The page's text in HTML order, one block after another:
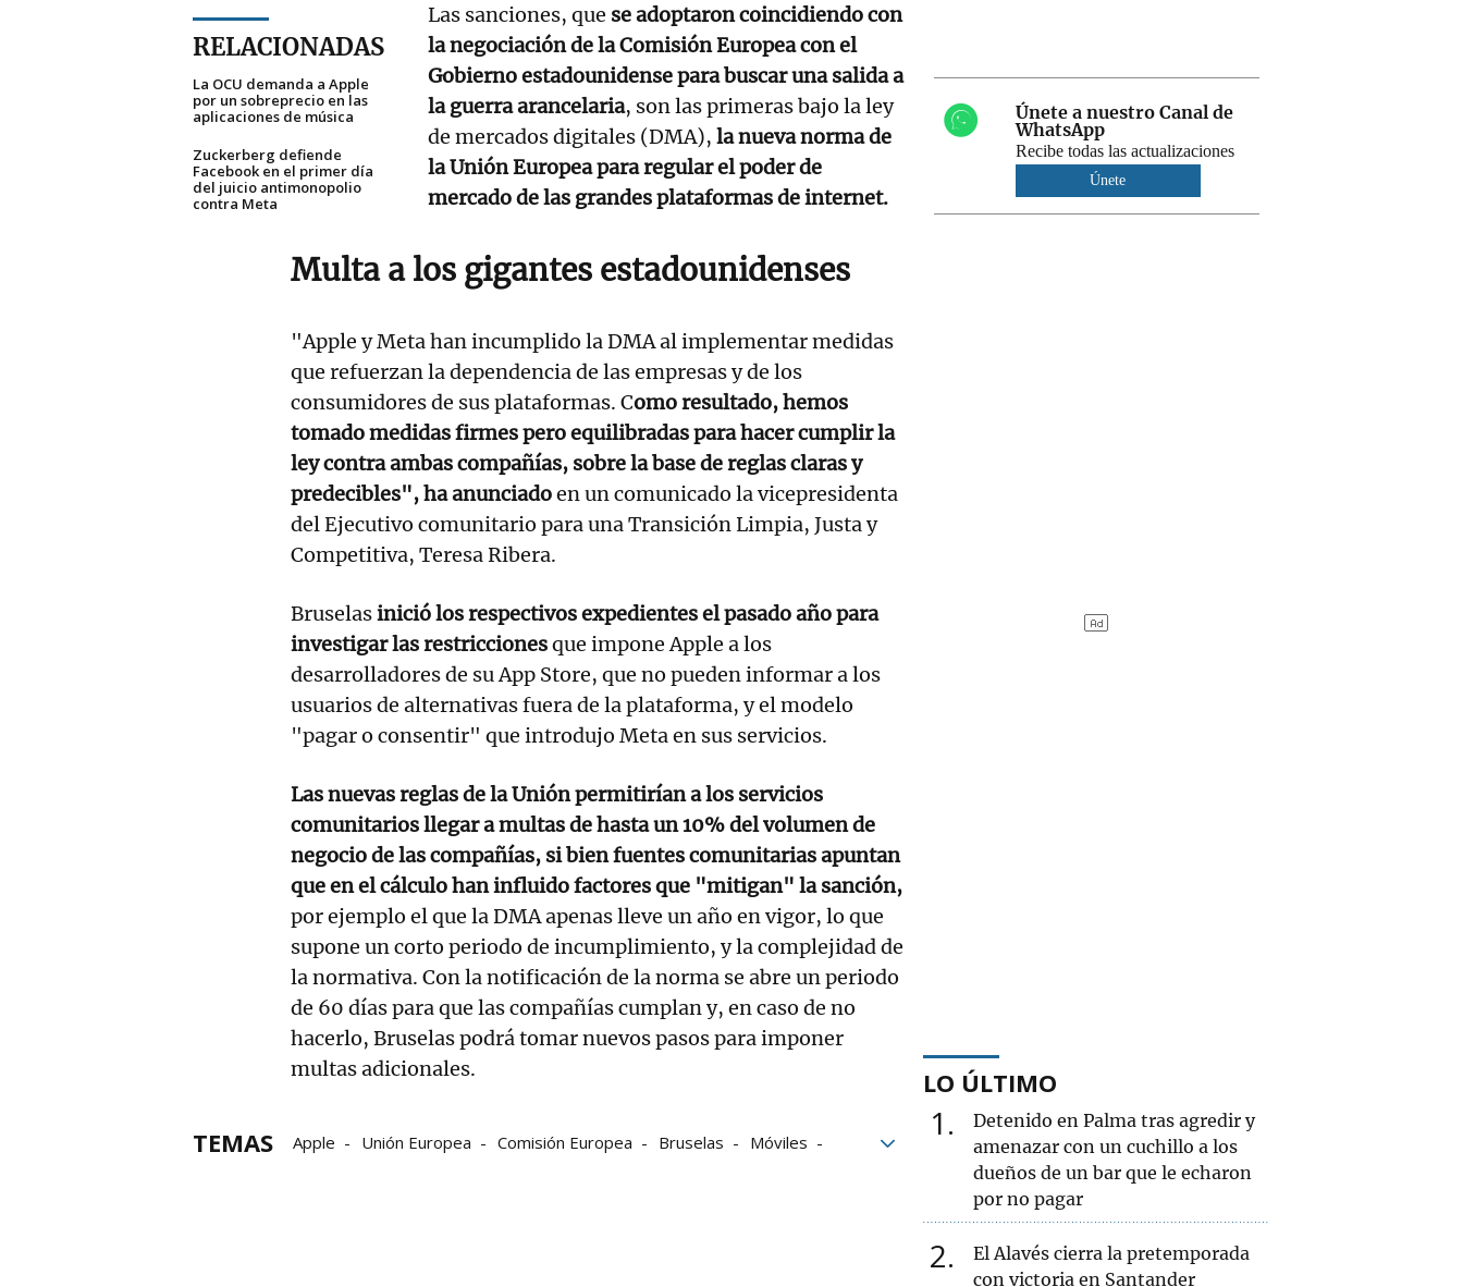
RELACIONADAS
La OCU demanda a Apple
por un sobreprecio en las
aplicaciones de música
Zuckerberg defiende
Facebook en el primer día
del juicio antimonopolio
contra Meta
Las sanciones, que se adoptaron coincidiendo con
la negociación de la Comisión Europea con el
Gobierno estadounidense para buscar una salida a
la guerra arancelaria, son las primeras bajo la ley
de mercados digitales (DMA),la nueva norma de
la Unión Europea para regular el poder de
mercado de las grandes plataformas de internet.
Multa a los gigantes estadounidenses
"Apple y Meta han incumplido la DMA al implementar medidas
que refuerzan la dependencia de las empresas y de los
consumidores de sus plataformas. Como resultado, hemos
tomado medidas firmes pero equilibradas para hacer cumplir la
ley contra ambas compañías, sobre la base de reglas claras y
predecibles", ha anunciadoen un comunicado la vicepresidenta
del Ejecutivo comunitario para una Transición Limpia, Justa y
Competitiva, Teresa Ribera.
Bruselasinició los respectivos expedientes el pasado año para
investigar las restriccionesque impone Apple a los
desarrolladores de su App Store, que no pueden informar a los
usuarios de alternativas fuera de la plataforma, y el modelo
"pagar o consentir" que introdujo Meta en sus servicios.
Las nuevas reglas de la Unión permitirían a los servicios
comunitarios llegar a multas de hasta un 10% del volumen de
negocio de las compañías, si bien fuentes comunitarias apuntan
que en el cálculo han influido factores que "mitigan" la sanción,
por ejemplo el que la DMA apenas lleve un año en vigor, lo que
supone un corto periodo de incumplimiento, y la complejidad de
la normativa. Con la notificación de la norma se abre un periodo
de 60 días para que las compañías cumplan y, en caso de no
hacerlo, Bruselas podrá tomar nuevos pasos para imponer
multas adicionales.
TEMAS Apple Unión Europea Comisión Europea Bruselas
Móviles
Únete a nuestro Canal de
WhatsApp
Recibe todas las actualizaciones
Únete
LO ÚLTIMO
1
Detenido en Palma tras agredir y
amenazar con un cuchillo a los
dueños de un bar que le echaron
por no pagar
2
El Alavés cierra la pretemporada
con victoria en Santander